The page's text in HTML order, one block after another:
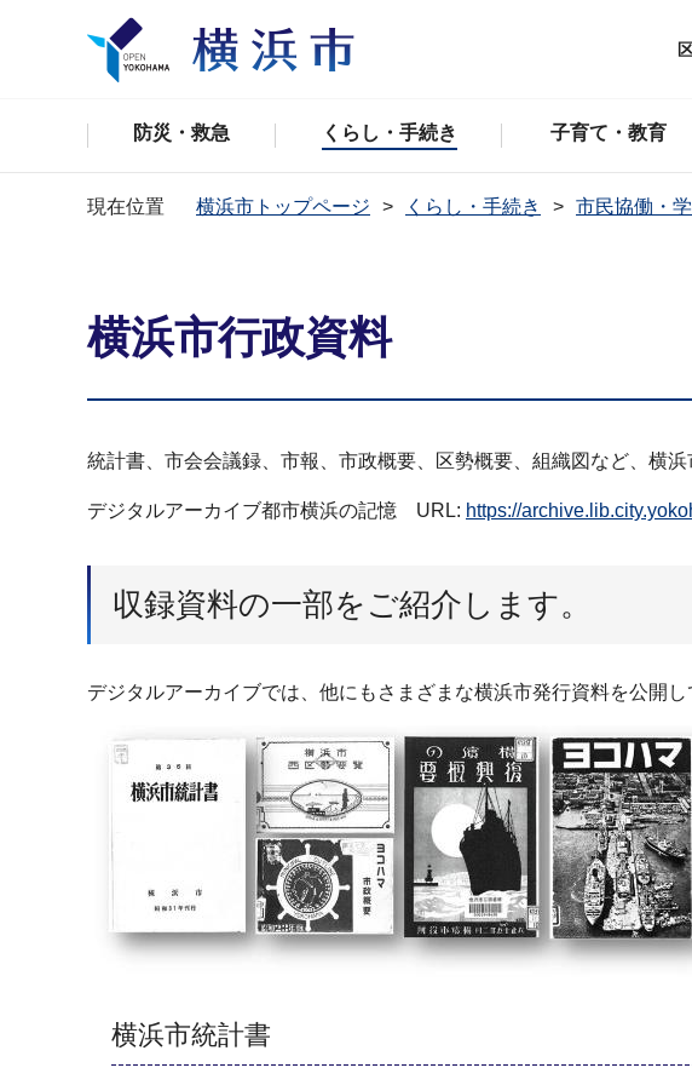
防災・救急 くらし・手続き 子育て・教育
現在位置 横浜市トップページ くらし・手続き 市民協働・
横浜市行政資料
統計書、市会会議録、市報、市政概要、区勢概要、組織図など、横浜
デジタルアーカイブ都市横浜の記憶 URL: https://
収録資料の一部をご紹介します。
デジタルアーカイブでは、他にもさまざまな横浜市発行資料を公開し
横浜市統計書